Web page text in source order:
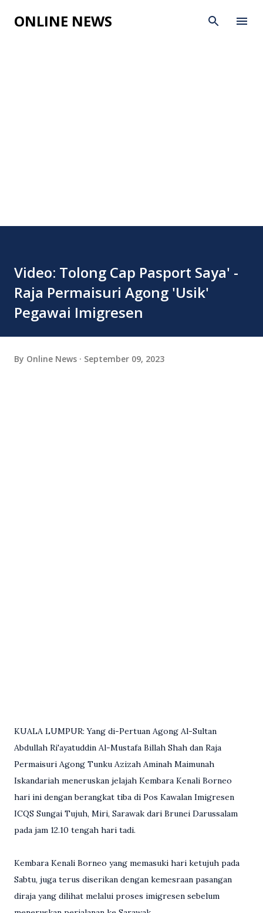
Skip to main content
ONLINE NEWS
Video: Tolong Cap Pasport Saya' -
Raja Permaisuri Agong 'Usik'
Pegawai Imigresen
By Online News September 09, 2023
KUALA LUMPUR: Yang di-Pertuan Agong Al-Sultan
Abdullah Ri'ayatuddin Al-Mustafa Billah Shah dan Raja
Permaisuri Agong Tunku Azizah Aminah Maimunah
Iskandariah meneruskan jelajah Kembara Kenali Borneo
hari ini dengan berangkat tiba di Pos Kawalan Imigresen
ICQS Sungai Tujuh, Miri, Sarawak dari Brunei Darussalam
pada jam 12.10 tengah hari tadi.
Kembara Kenali Borneo yang memasuki hari ketujuh pada
Sabtu, juga terus diserikan dengan kemesraan pasangan
diraja yang dilihat melalui proses imigresen sebelum